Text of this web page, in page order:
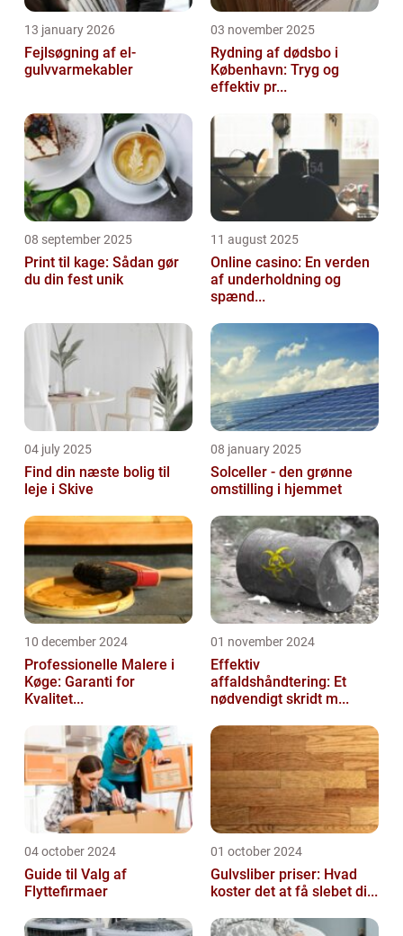
13 january 2026
Fejlsøgning af el-
gulvvarmekabler
03 november 2025
Rydning af dødsbo i
København: Tryg og
effektiv pr...
08 september 2025
Print til kage: Sådan gør
du din fest unik
11 august 2025
Online casino: En verden
af underholdning og
spænd...
04 july 2025
Find din næste bolig til
leje i Skive
08 january 2025
Solceller - den grønne
omstilling i hjemmet
10 december 2024
Professionelle Malere i
Køge: Garanti for
Kvalitet...
01 november 2024
Effektiv
affaldshåndtering: Et
nødvendigt skridt m...
04 october 2024
Guide til Valg af
Flyttefirmaer
01 october 2024
Gulvsliber priser: Hvad
koster det at få slebet di...